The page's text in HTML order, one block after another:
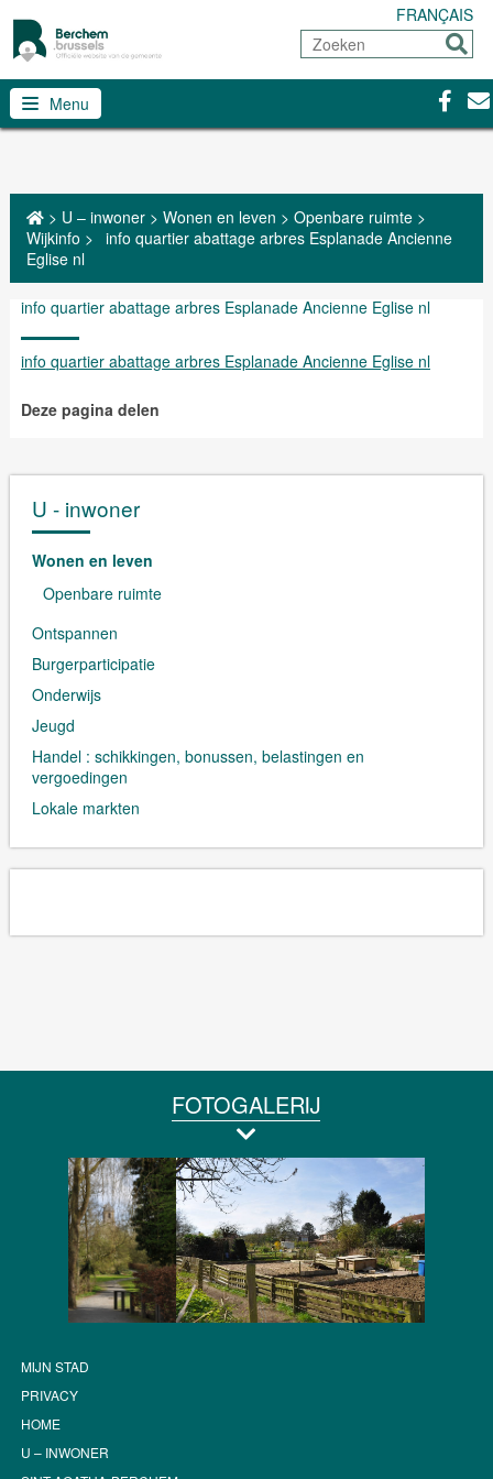
FRANÇAIS
Zoeken
Sturen
Menu
> U – inwoner> Wonen en leven > Openbare ruimte>
Wijkinfo > info quartier abattage arbres Esplanade Ancienne
Eglise nl
info quartier abattage arbres Esplanade Ancienne Eglise nl
info quartier abattage arbres Esplanade Ancienne Eglise nl
Deze pagina delen
U - inwoner
Wonen en leven
Openbare ruimte
Ontspannen
Burgerparticipatie
Onderwijs
Jeugd
Handel : schikkingen, bonussen, belastingen en
vergoedingen
Lokale markten
FOTOGALERIJ
MIJN STAD
PRIVACY
HOME
U – INWONER